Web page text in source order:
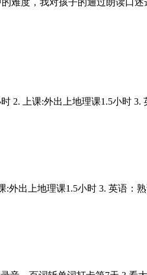
2. 上课:外出上地理课1.5小时 3.
:外出上地理课1.5小时 3. 英语：